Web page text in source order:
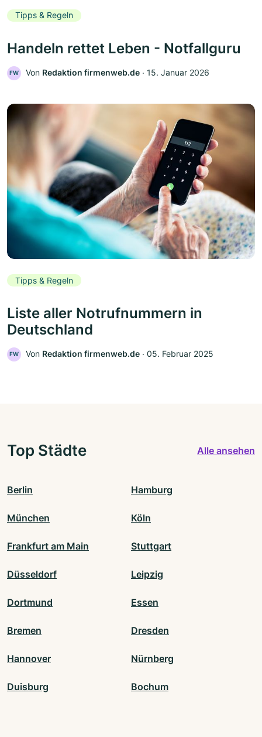
Tipps & Regeln
Handeln rettet Leben - Notfallguru
FW Von Redaktion firmenweb.de ‧ 15. Januar 2026
Tipps & Regeln
Liste aller Notrufnummern in
Deutschland
FW Von Redaktion firmenweb.de ‧ 05. Februar 2025
Top Städte Alle ansehen
Berlin Hamburg
München Köln
Frankfurt am Main Stuttgart
Düsseldorf Leipzig
Dortmund Essen
Bremen Dresden
Hannover Nürnberg
Duisburg Bochum